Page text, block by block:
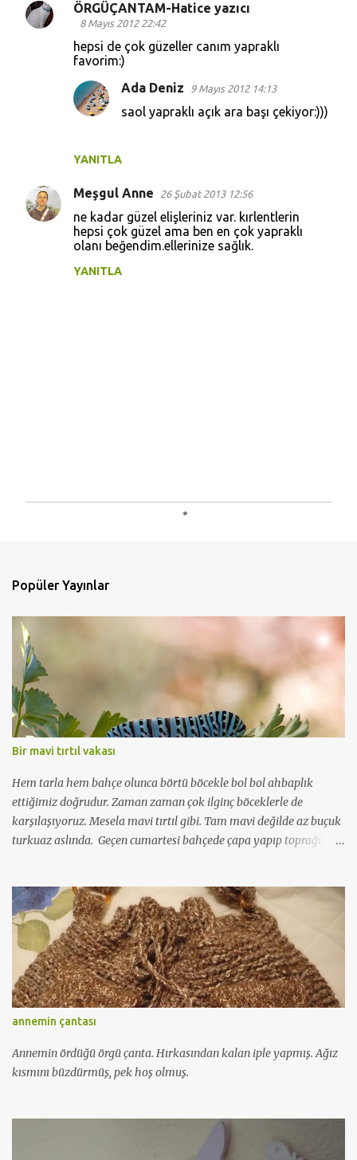
ÖRGÜÇANTAM-Hatice yazıcı
8 Mayıs 2012 22:42
hepsi de çok güzeller canım yapraklı
favorim:)
YANITLA
Ada Deniz 9 Mayıs 2012 14:13
saol yapraklı açık ara başı çekiyor:)))
Meşgul Anne 26 Şubat 2013 12:56
ne kadar güzel elişleriniz var. kırlentlerin
hepsi çok güzel ama ben en çok yapraklı
olanı beğendim.ellerinize sağlık.
YANITLA
m
n
d
e
r
Popüler Yayınlar
Bir mavi tırtıl vakası
Hem tarla hem bahçe olunca börtü böcekle bol bol ahbaplık
ettiğimiz doğrudur. Zaman zaman çok ilginç böceklerle de
karşılaşıyoruz. Mesela mavi tırtıl gibi. Tam mavi değilde az buçuk
turkuaz aslında. Geçen cumartesi bahçede çapa yapıp toprağı
ilgimi çekti tabiki. İlk kez denk geldim bu rengine. Keşke kelebek
halini de görebilsem. Maydanozda çok tırtıl oluyor. Genelde sarı
yeşil tonlarında oluyorlar. Biraz uğraştım iyi bir kare çekeyim
diye. Pek inatçı. Şöyle tam çiçek üstüne konduramadım. Bu da
tarladan bir kare. Orada hala çeri domates oluyor. Birinin içinden
kurt görmüş Deniz. Dur kurt içinden çıkarken çekeyim dedim ya
ben makinayı alıp gelene kadar çıktı. Minicik deliğe tıkamadık
annemin çantası
Annemin ördüğü örgü çanta. Hırkasından kalan iple yapmış. Ağız
kısmını büzdürmüş, pek hoş olmuş.